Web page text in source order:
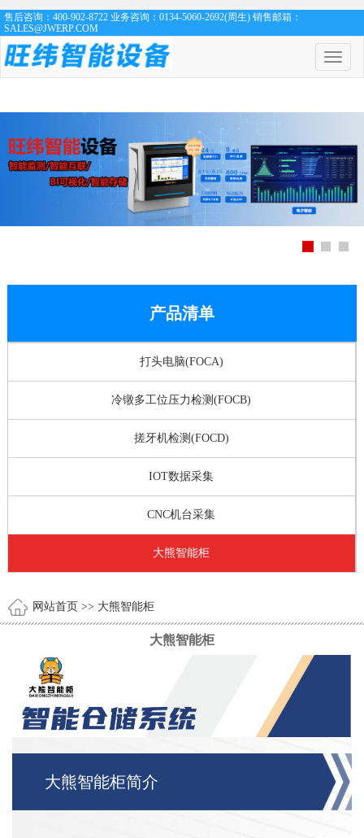
售后咨询：400-902-8722 业务咨询：0134-5060-2692(周生) 销售邮箱：
SALES@JWERP.COM
菜
单
关
产品清单
打头电脑(FOCA)
冷镦多工位压力检测(FOCB)
搓牙机检测(FOCD)
IOT数据采集
CNC机台采集
大熊智能柜
网站首页 >> 大熊智能柜
大熊智能柜
大熊智能柜简介